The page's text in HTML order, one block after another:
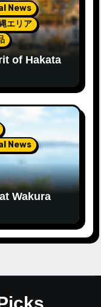
News
エリア
of Hakata
News
Wakura